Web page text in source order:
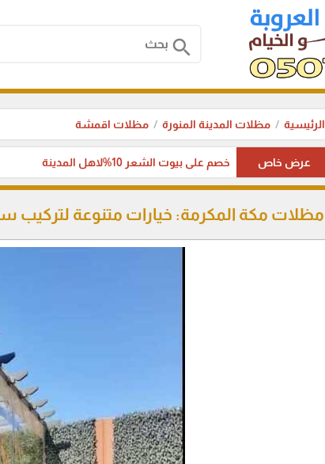
search
الرئيسية مظلات المدينة المنورة مظلات اقمشة
عرض خاص خصم على بيوت الشعر 10%لاهل المدينة
مظلات مكة المكرمة: خيارات متنوعة لتركيب